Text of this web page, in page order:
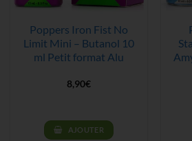
Poppers Iron Fist No
Limit Mini – Butanol 10
ml Petit format Alu
8,90€
AJOUTER